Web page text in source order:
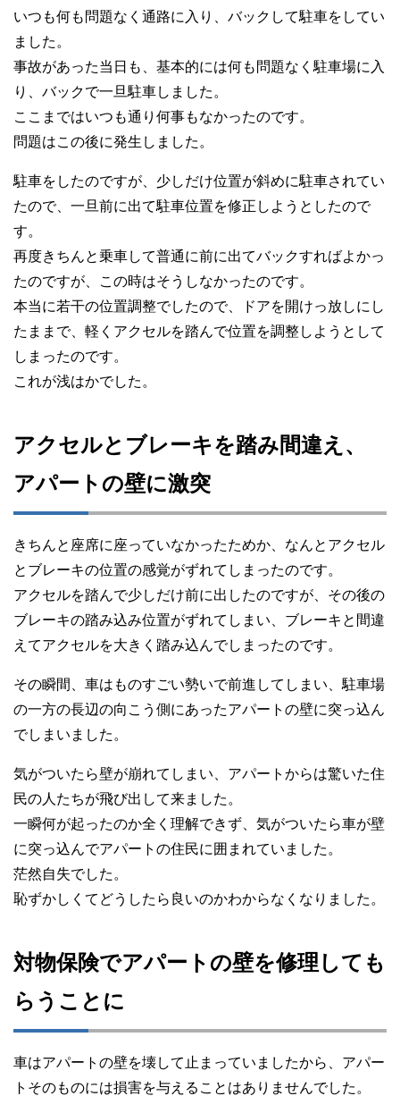
いつも何も問題なく通路に入り、バックして駐車をしてい
ました。
事故があった当日も、基本的には何も問題なく駐車場に入
り、バックで一旦駐車しました。
ここまではいつも通り何事もなかったのです。
問題はこの後に発生しました。
駐車をしたのですが、少しだけ位置が斜めに駐車されてい
たので、一旦前に出て駐車位置を修正しようとしたので
す。
再度きちんと乗車して普通に前に出てバックすればよかっ
たのですが、この時はそうしなかったのです。
本当に若干の位置調整でしたので、ドアを開けっ放しにし
たままで、軽くアクセルを踏んで位置を調整しようとして
しまったのです。
これが浅はかでした。
アクセルとブレーキを踏み間違え、
アパートの壁に激突
きちんと座席に座っていなかったためか、なんとアクセル
とブレーキの位置の感覚がずれてしまったのです。
アクセルを踏んで少しだけ前に出したのですが、その後の
ブレーキの踏み込み位置がずれてしまい、ブレーキと間違
えてアクセルを大きく踏み込んでしまったのです。
その瞬間、車はものすごい勢いで前進してしまい、駐車場
の一方の長辺の向こう側にあったアパートの壁に突っ込ん
でしまいました。
気がついたら壁が崩れてしまい、アパートからは驚いた住
民の人たちが飛び出して来ました。
一瞬何が起ったのか全く理解できず、気がついたら車が壁
に突っ込んでアパートの住民に囲まれていました。
茫然自失でした。
恥ずかしくてどうしたら良いのかわからなくなりました。
対物保険でアパートの壁を修理しても
らうことに
車はアパートの壁を壊して止まっていましたから、アパー
トそのものには損害を与えることはありませんでした。